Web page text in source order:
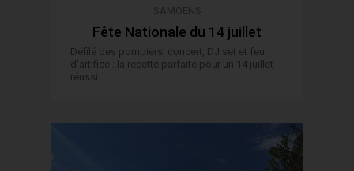
Fête Nationale du 14 juillet
Défilé des pompiers, concert, DJ set et feu
d'artifice : la recette parfaite pour un 14 juillet
réussi